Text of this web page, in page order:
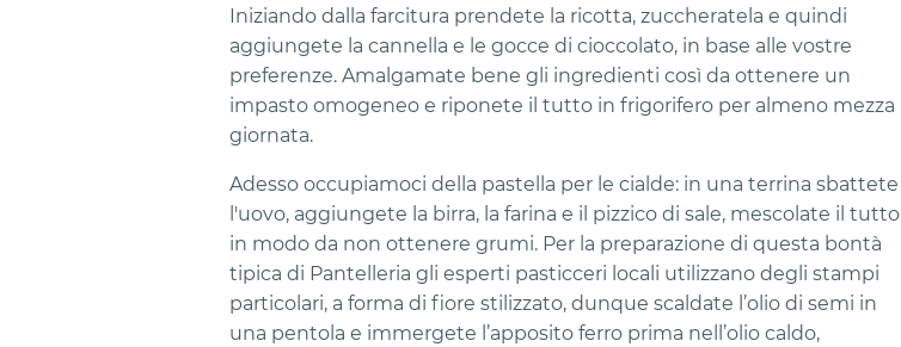
Iniziando dalla farcitura prendete la ricotta, zuccheratela e quindi
aggiungete la cannella e le gocce di cioccolato, in base alle vostre
preferenze. Amalgamate bene gli ingredienti così da ottenere un
impasto omogeneo e riponete il tutto in frigorifero per almeno mezza
giornata.
Adesso occupiamoci della pastella per le cialde: in una terrina sbattete
l'uovo, aggiungete la birra, la farina e il pizzico di sale, mescolate il tutto
in modo da non ottenere grumi. Per la preparazione di questa bontà
tipica di Pantelleria gli esperti pasticceri locali utilizzano degli stampi
particolari, a forma di fiore stilizzato, dunque scaldate l’olio di semi in
una pentola e immergete l’apposito ferro prima nell’olio caldo,